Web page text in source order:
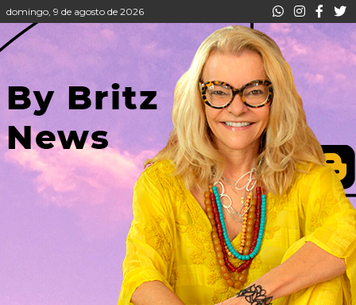
domingo, 9 de agosto de 2026